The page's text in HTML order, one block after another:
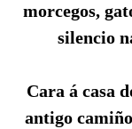
morcegos,
silencio
Cara á casa
antigo